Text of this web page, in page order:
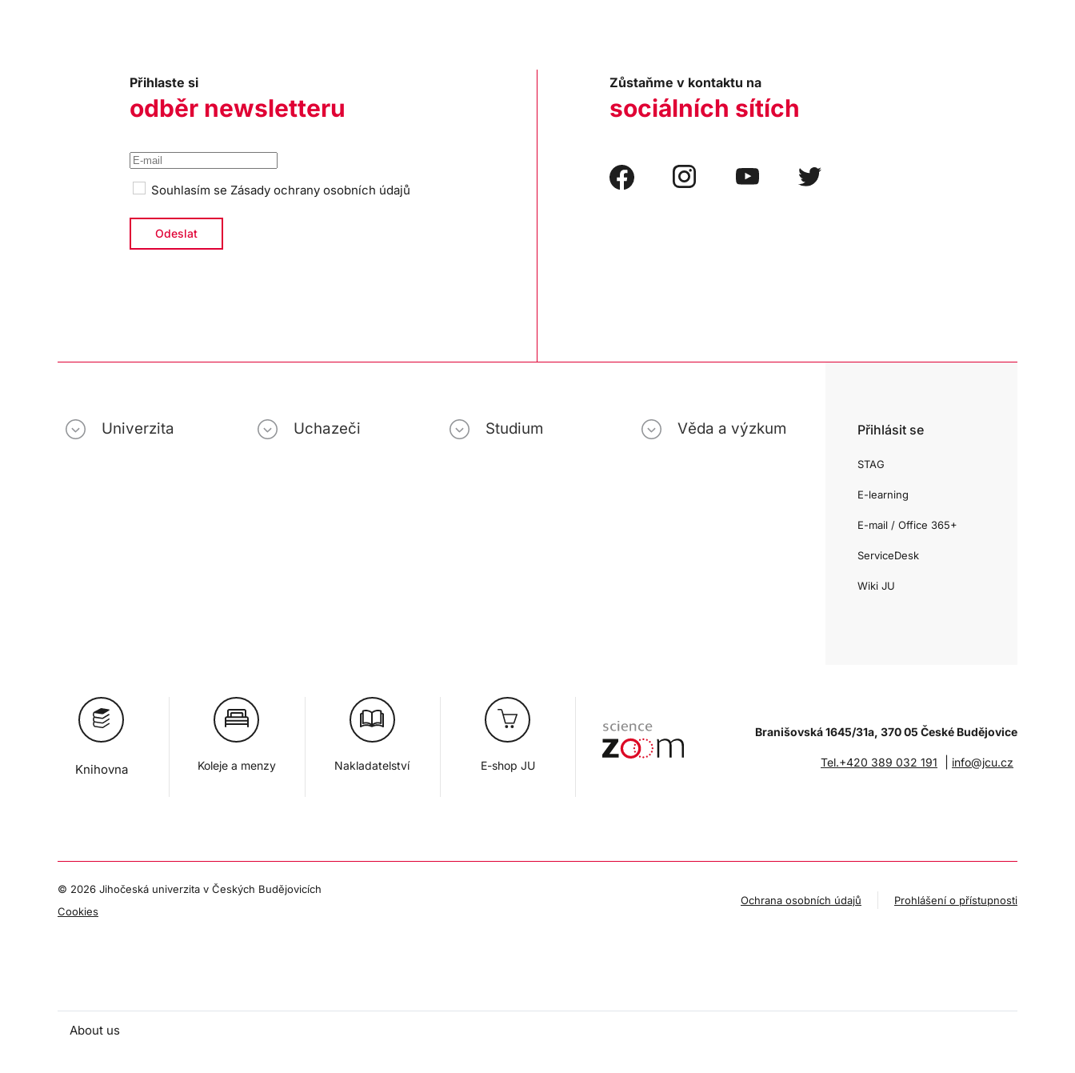
Přihlaste si
odběr newsletteru
Souhlasím se Zásady ochrany osobních údajů
Zůstaňme v kontaktu na
sociálních sítích
Univerzita Uchazeči Studium Věda a výzkum Přihlásit se
STAG
E-learning
E-mail / Office 365+
ServiceDesk
Wiki JU
Knihovna Koleje a menzy Nakladatelství E-shop JU
Branišovská 1645/31a, 370 05 České Budějovice
Tel.+420 389 032 191 info@jcu.cz
© 2026 Jihočeská univerzita v Českých Budějovicích
Cookies
Ochrana osobních údajů Prohlášení o přístupnosti
About us